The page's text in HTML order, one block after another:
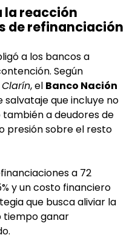
la reacción
de refinanciación
a los bancos a
Según
Clarín, el Banco Nación
salvataje que incluye no
a deudores de
presión sobre el resto
a 72
y un costo financiero
que busca aliviar la
tiempo ganar